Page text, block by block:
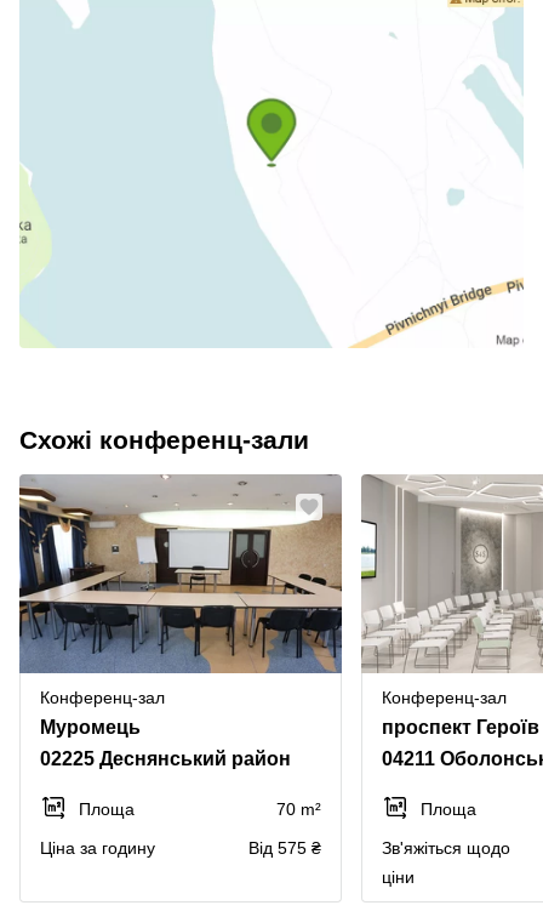
Схожі конференц-зали
Конференц-зал
Муромець
02225 Деснянський район
Площа
70 m²
Ціна за годину
Від 575 ₴
Конференц-зал
04211
Площа
Зв'яжіться щодо
ціни